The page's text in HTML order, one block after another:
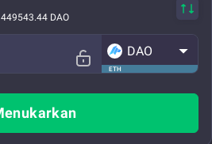
DAO
ETH
DAO